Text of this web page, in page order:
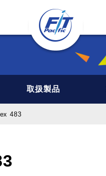
取扱製品
483